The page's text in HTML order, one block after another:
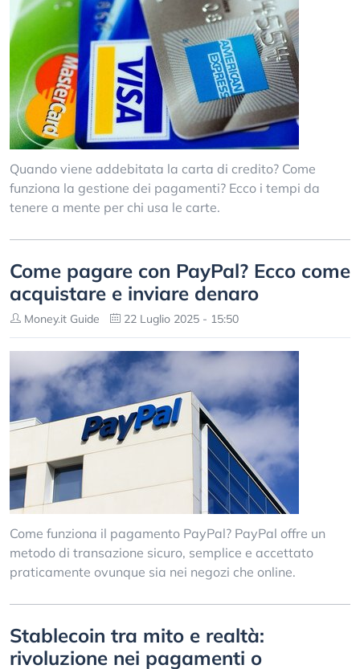
Quando viene addebitata la carta di credito? Come
funziona la gestione dei pagamenti? Ecco i tempi da
tenere a mente per chi usa le carte.
Come pagare con PayPal? Ecco come
acquistare e inviare denaro
Money.it Guide 22 Luglio 2025 - 15:50
Come funziona il pagamento PayPal? PayPal offre un
metodo di transazione sicuro, semplice e accettato
praticamente ovunque sia nei negozi che online.
Stablecoin tra mito e realtà:
rivoluzione nei pagamenti o